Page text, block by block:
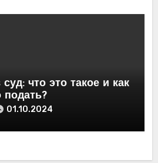
что это такое и как
подать?
01.10.2024